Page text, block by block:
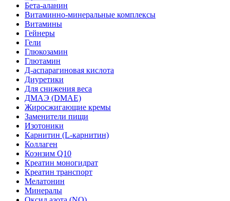
Бета-аланин
Витаминно-минеральные комплексы
Витамины
Гейнеры
Гели
Глюкозамин
Глютамин
Д-аспарагиновая кислота
Диуретики
Для снижения веса
ДМАЭ (DMAE)
Жиросжигающие кремы
Заменители пищи
Изотоники
Карнитин (L-карнитин)
Коллаген
Коэнзим Q10
Креатин моногидрат
Креатин транспорт
Мелатонин
Минералы